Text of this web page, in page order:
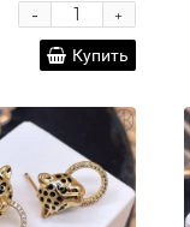
+
-
Купить